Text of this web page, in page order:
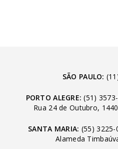
SÃO PAULO:
PORTO ALEGRE: (51)
Rua 24 de Outubro,
SANTA MARIA: (55) 3225-
Alameda